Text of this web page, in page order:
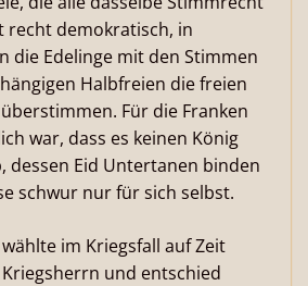
recht demokratisch, in
die Edelinge mit den Stimmen
Halbfreien die freien
Für die Franken
war, dass es keinen König
dessen Eid Untertanen binden
schwur nur für sich selbst.
wählte im Kriegsfall auf Zeit
und entschied